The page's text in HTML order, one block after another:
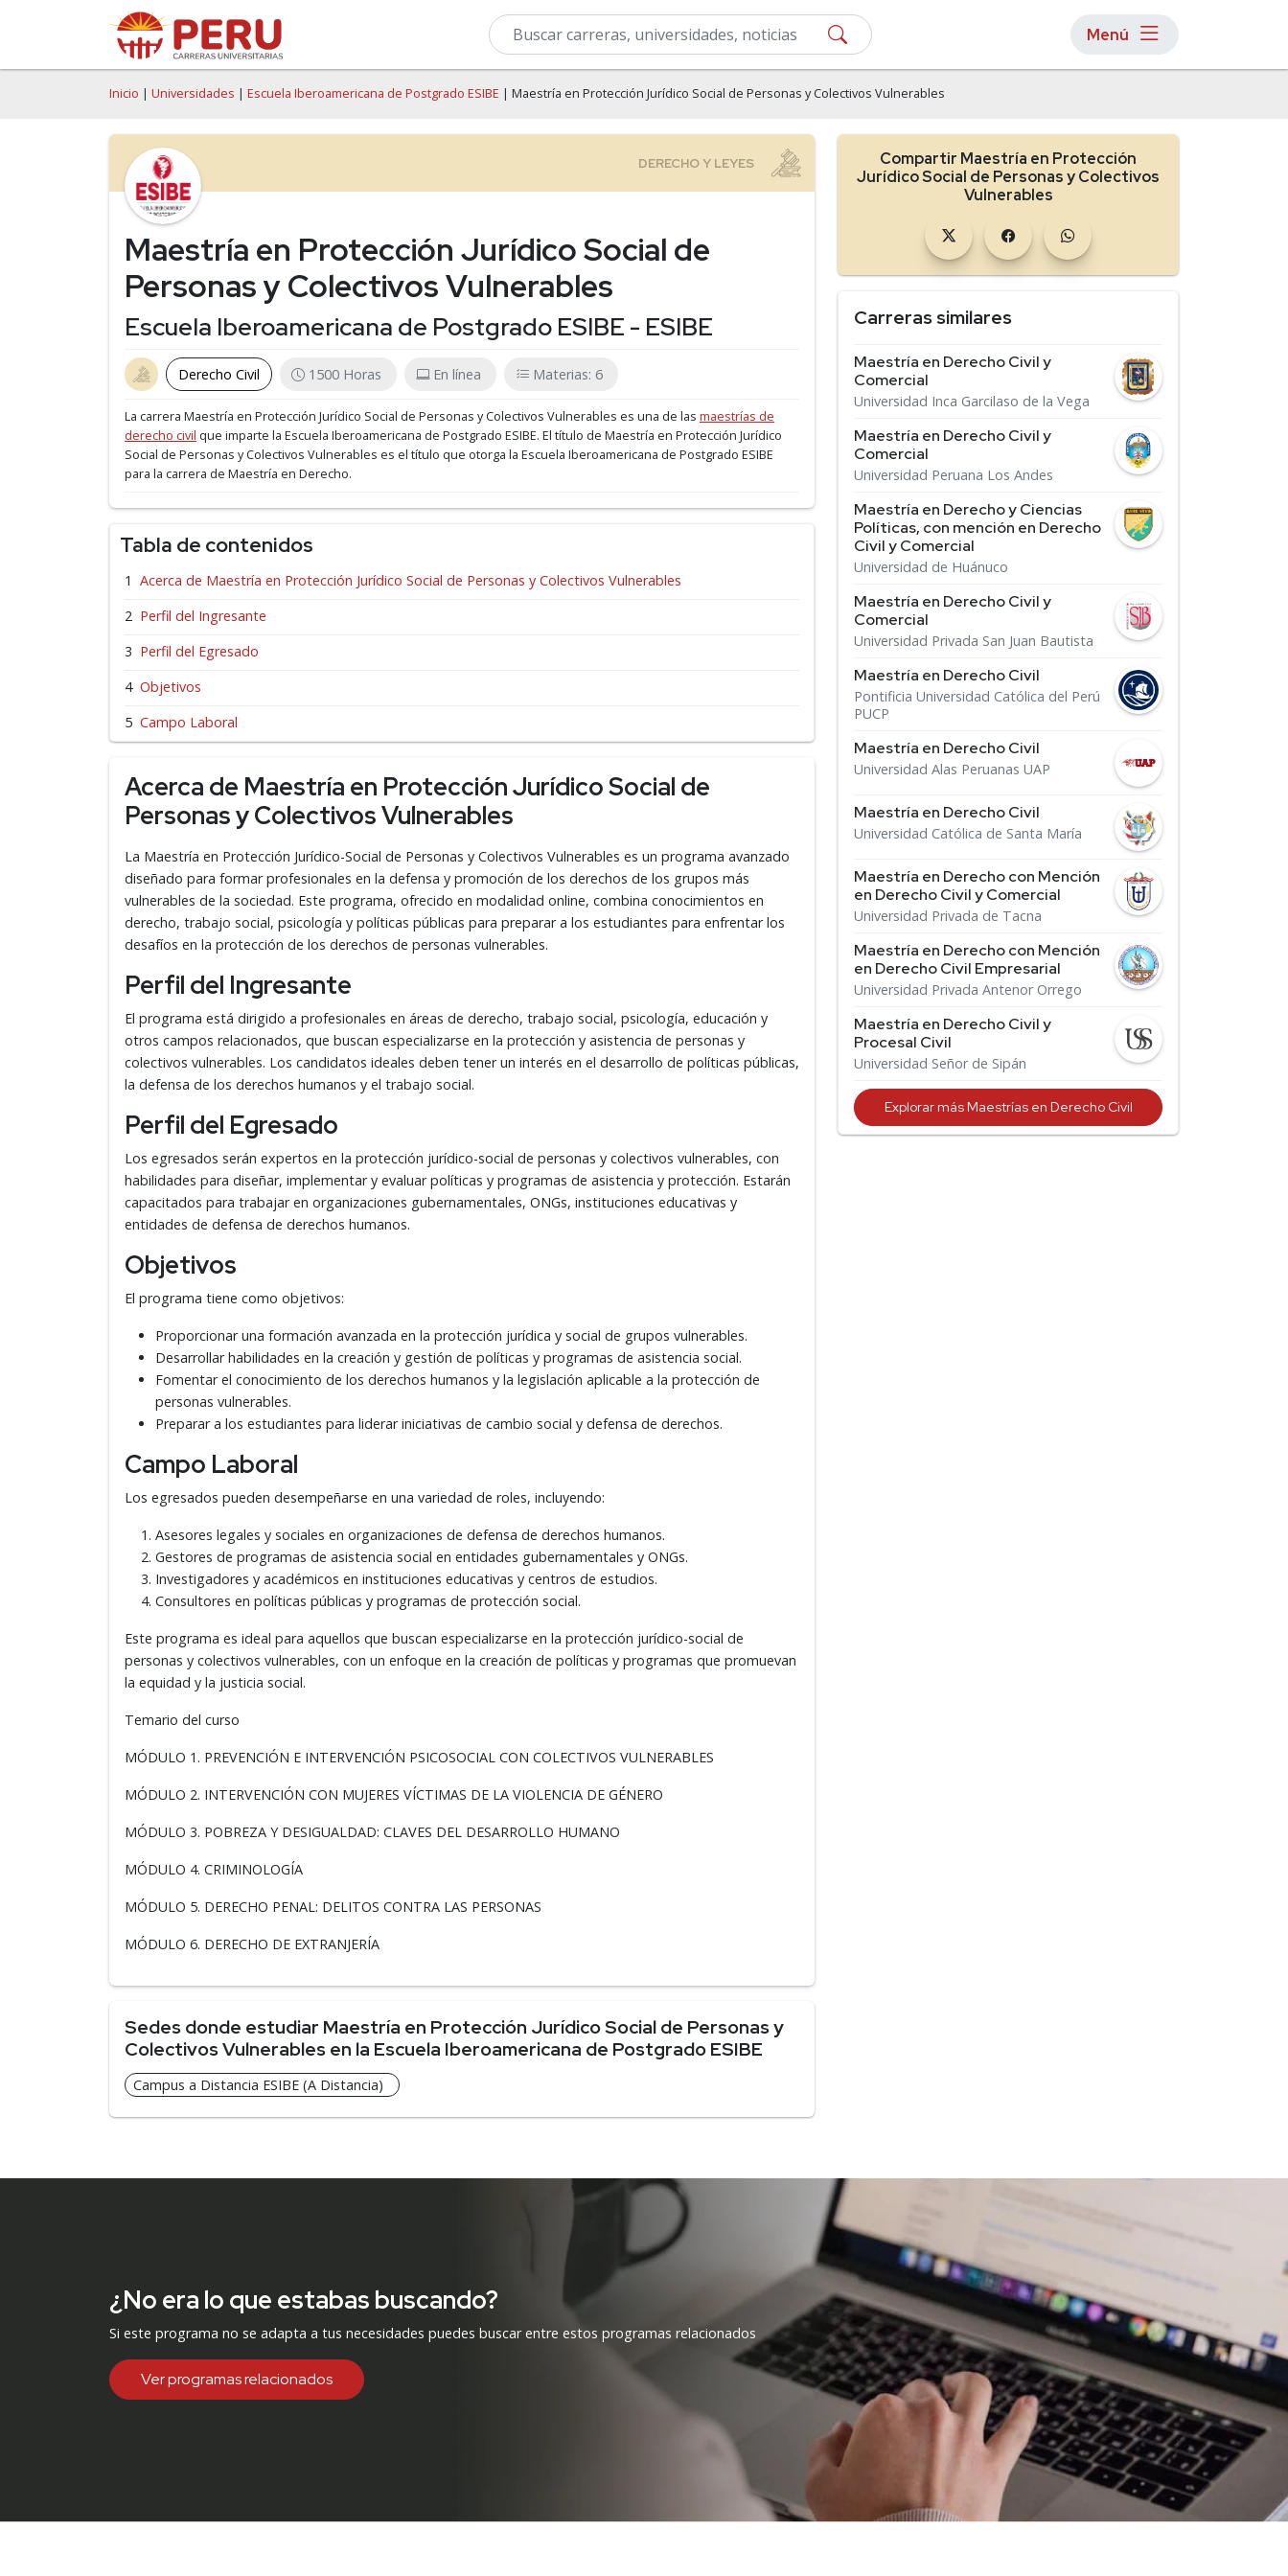
Menú
Inicio | Universidades | Escuela Iberoamericana de Postgrado ESIBE | Maestría en Protección Jurídico Social de Personas y Colectivos Vulnerables
Maestría en Protección Jurídico Social de
Personas y Colectivos Vulnerables
Escuela Iberoamericana de Postgrado ESIBE - ESIBE
Derecho Civil 1500 Horas En línea Materias: 6
La carrera Maestría en Protección Jurídico Social de Personas y Colectivos Vulnerables es una de las maestrías de
derecho civil que imparte la Escuela Iberoamericana de Postgrado ESIBE. El título de Maestría en Protección Jurídico
Social de Personas y Colectivos Vulnerables es el título que otorga la Escuela Iberoamericana de Postgrado ESIBE
para la carrera de Maestría en Derecho.
Tabla de contenidos
Acerca de Maestría en Protección Jurídico Social de Personas y Colectivos Vulnerables
Perfil del Ingresante
Perfil del Egresado
Objetivos
Campo Laboral
Acerca de Maestría en Protección Jurídico Social de
Personas y Colectivos Vulnerables
La Maestría en Protección Jurídico-Social de Personas y Colectivos Vulnerables es un programa avanzado
diseñado para formar profesionales en la defensa y promoción de los derechos de los grupos más
vulnerables de la sociedad. Este programa, ofrecido en modalidad online, combina conocimientos en
derecho, trabajo social, psicología y políticas públicas para preparar a los estudiantes para enfrentar los
desafíos en la protección de los derechos de personas vulnerables.
Perfil del Ingresante
El programa está dirigido a profesionales en áreas de derecho, trabajo social, psicología, educación y
otros campos relacionados, que buscan especializarse en la protección y asistencia de personas y
colectivos vulnerables. Los candidatos ideales deben tener un interés en el desarrollo de políticas públicas,
la defensa de los derechos humanos y el trabajo social.
Perfil del Egresado
Los egresados serán expertos en la protección jurídico-social de personas y colectivos vulnerables, con
habilidades para diseñar, implementar y evaluar políticas y programas de asistencia y protección. Estarán
capacitados para trabajar en organizaciones gubernamentales, ONGs, instituciones educativas y
entidades de defensa de derechos humanos.
Objetivos
El programa tiene como objetivos:
Proporcionar una formación avanzada en la protección jurídica y social de grupos vulnerables.
Desarrollar habilidades en la creación y gestión de políticas y programas de asistencia social.
Fomentar el conocimiento de los derechos humanos y la legislación aplicable a la protección de
personas vulnerables.
Preparar a los estudiantes para liderar iniciativas de cambio social y defensa de derechos.
Campo Laboral
Los egresados pueden desempeñarse en una variedad de roles, incluyendo:
Asesores legales y sociales en organizaciones de defensa de derechos humanos.
Gestores de programas de asistencia social en entidades gubernamentales y ONGs.
Investigadores y académicos en instituciones educativas y centros de estudios.
Consultores en políticas públicas y programas de protección social.
Este programa es ideal para aquellos que buscan especializarse en la protección jurídico-social de
personas y colectivos vulnerables, con un enfoque en la creación de políticas y programas que promuevan
la equidad y la justicia social.
Temario del curso
MÓDULO 1. PREVENCIÓN E INTERVENCIÓN PSICOSOCIAL CON COLECTIVOS VULNERABLES
MÓDULO 2. INTERVENCIÓN CON MUJERES VÍCTIMAS DE LA VIOLENCIA DE GÉNERO
MÓDULO 3. POBREZA Y DESIGUALDAD: CLAVES DEL DESARROLLO HUMANO
MÓDULO 4. CRIMINOLOGÍA
MÓDULO 5. DERECHO PENAL: DELITOS CONTRA LAS PERSONAS
MÓDULO 6. DERECHO DE EXTRANJERÍA
Sedes donde estudiar Maestría en Protección Jurídico Social de Personas y
Colectivos Vulnerables en la Escuela Iberoamericana de Postgrado ESIBE
Campus a Distancia ESIBE (A Distancia)
Compartir Maestría en Protección
Jurídico Social de Personas y Colectivos
Vulnerables
Carreras similares
Maestría en Derecho Civil y
Comercial
Universidad Inca Garcilaso de la Vega
Maestría en Derecho Civil y
Comercial
Universidad Peruana Los Andes
Maestría en Derecho y Ciencias
Políticas, con mención en Derecho
Civil y Comercial
Universidad de Huánuco
Maestría en Derecho Civil y
Comercial
Universidad Privada San Juan Bautista
Maestría en Derecho Civil
Pontificia Universidad Católica del Perú
PUCP
Maestría en Derecho Civil
Universidad Alas Peruanas UAP
Maestría en Derecho Civil
Universidad Católica de Santa María
Maestría en Derecho con Mención
en Derecho Civil y Comercial
Universidad Privada de Tacna
Maestría en Derecho con Mención
en Derecho Civil Empresarial
Universidad Privada Antenor Orrego
Maestría en Derecho Civil y
Procesal Civil
Universidad Señor de Sipán
Explorar más Maestrías en Derecho Civil
¿No era lo que estabas buscando?
Si este programa no se adapta a tus necesidades puedes buscar entre estos programas relacionados
Ver programas relacionados